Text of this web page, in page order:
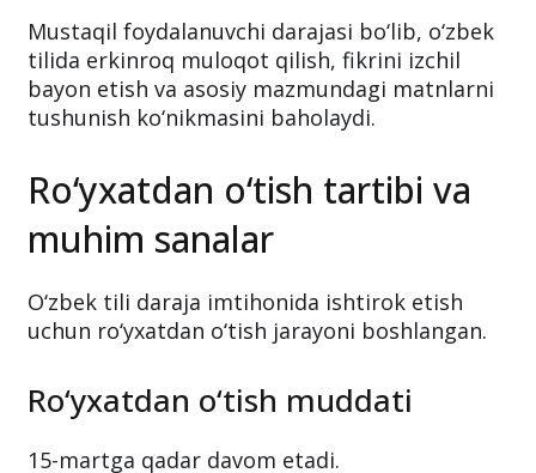
B1 daraja
Mustaqil foydalanuvchi darajasi bo‘lib, o‘zbek
bayon etish va asosiy mazmundagi matnlarni
tushunish ko‘nikmasini baholaydi.
muhim sanalar
O‘zbek tili daraja imtihonida ishtirok etish
uchun ro‘yxatdan o‘tish jarayoni boshlangan.